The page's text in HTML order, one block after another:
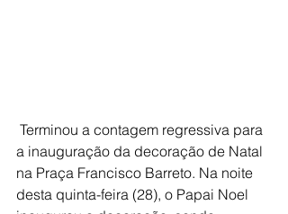
a inauguração da decoração de Natal
na Praça Francisco Barreto. Na noite
desta quinta-feira (28), o Papai Noel